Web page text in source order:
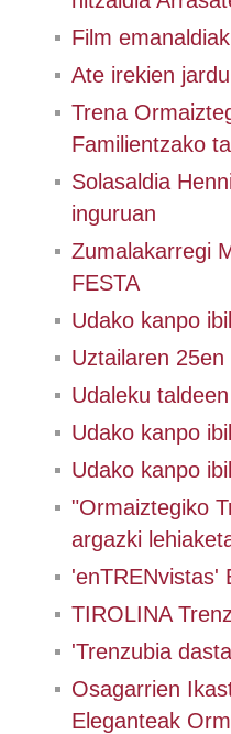
Film emanaldiak
Ate irekien
Trena
Familientzako
Solasaldia
inguruan
Zumalakarregi
FESTA
Udako kanpo
Uztailaren
Udaleku
Udako kanpo
Udako kanpo
"Ormaiztegiko
argazki
'enTRENvistas'
TIROLINA
'Trenzubia
Osagarrien
Eleganteak